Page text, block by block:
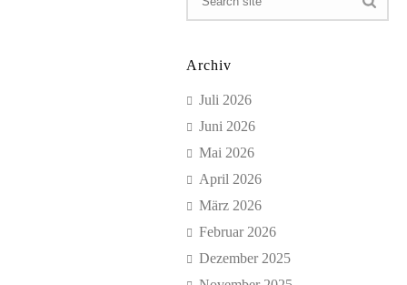
Archiv
Juli 2026
Juni 2026
Mai 2026
April 2026
März 2026
Februar 2026
Dezember 2025